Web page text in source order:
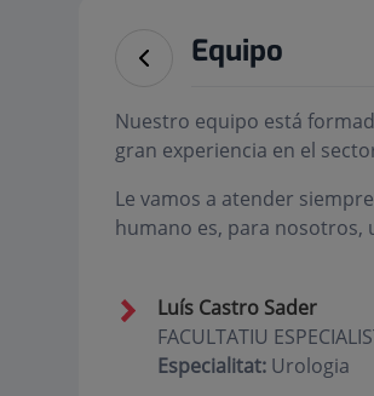
Equipo
Nuestro equipo está
gran experiencia en el
Le vamos a atender
humano es, para nosotros,
Luís Castro Sader
FACULTATIU
Especialitat: Urologia